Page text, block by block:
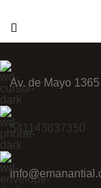
Av. de Mayo
541143837350